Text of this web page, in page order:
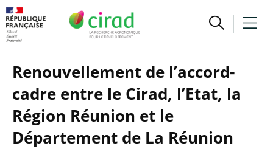
Renouvellement de l’accord-
cadre entre le Cirad, l’Etat, la
Région Réunion et le
Département de La Réunion